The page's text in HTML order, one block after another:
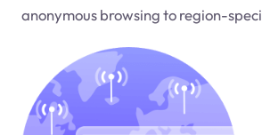
anonymous browsing to region-